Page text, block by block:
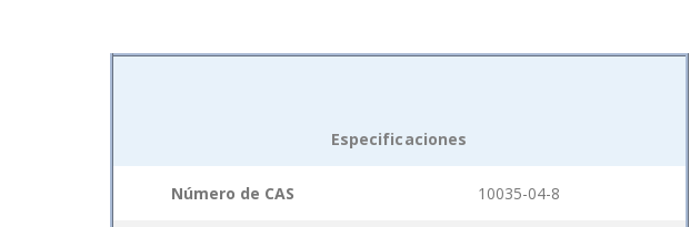
Especificaciones
Número de CAS 10035-04-8